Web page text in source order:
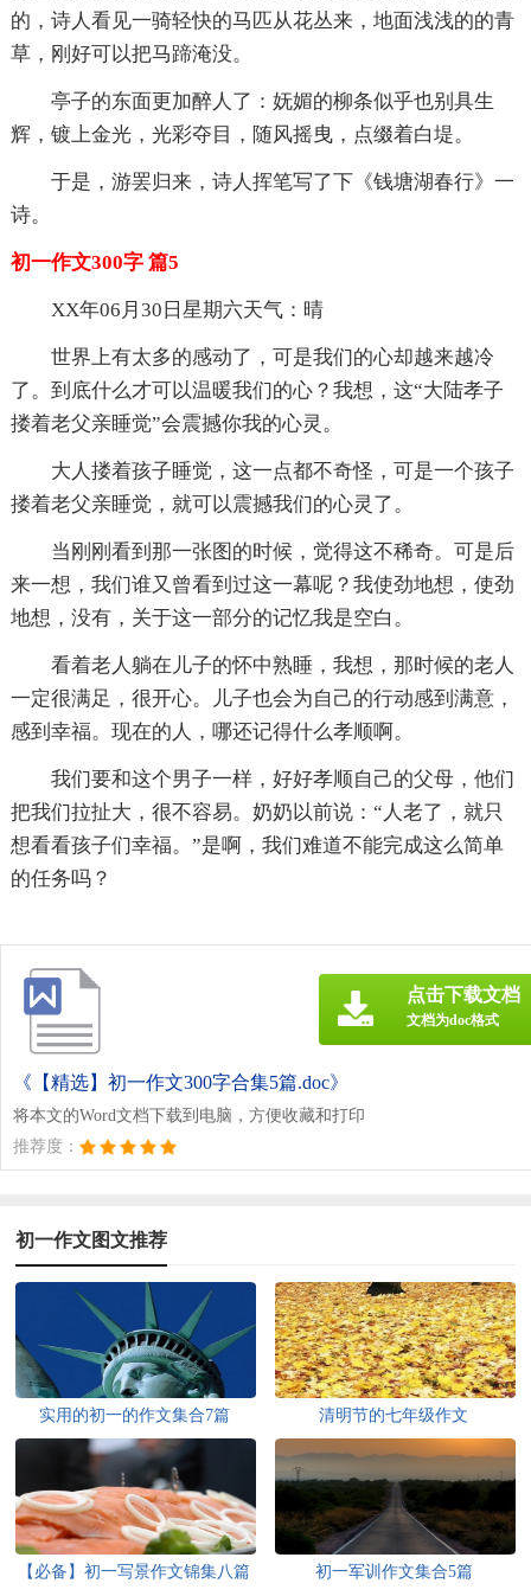
的，诗人看见一骑轻快的马匹从花丛来，地面浅浅的的青
草，刚好可以把马蹄淹没。
亭子的东面更加醉人了：妩媚的柳条似乎也别具生
辉，镀上金光，光彩夺目，随风摇曳，点缀着白堤。
于是，游罢归来，诗人挥笔写了下《钱塘湖春行》一
诗。
初一作文300字 篇5
XX年06月30日星期六天气：晴
世界上有太多的感动了，可是我们的心却越来越冷
了。到底什么才可以温暖我们的心？我想，这“大陆孝子
搂着老父亲睡觉”会震撼你我的心灵。
大人搂着孩子睡觉，这一点都不奇怪，可是一个孩子
搂着老父亲睡觉，就可以震撼我们的心灵了。
当刚刚看到那一张图的时候，觉得这不稀奇。可是后
来一想，我们谁又曾看到过这一幕呢？我使劲地想，使劲
地想，没有，关于这一部分的记忆我是空白。
看着老人躺在儿子的怀中熟睡，我想，那时候的老人
一定很满足，很开心。儿子也会为自己的行动感到满意，
感到幸福。现在的人，哪还记得什么孝顺啊。
我们要和这个男子一样，好好孝顺自己的父母，他们
把我们拉扯大，很不容易。奶奶以前说：“人老了，就只
想看看孩子们幸福。”是啊，我们难道不能完成这么简单
的任务吗？
《【精选】初一作文300字合集5篇.doc》
将本文的Word文档下载到电脑，方便收藏和打印
推荐度：
点击下载文档
文档为doc格式
初一作文图文推荐
实用的初一的作文集合7篇 清明节的七年级作文
【必备】初一写景作文锦集八篇 初一军训作文集合5篇